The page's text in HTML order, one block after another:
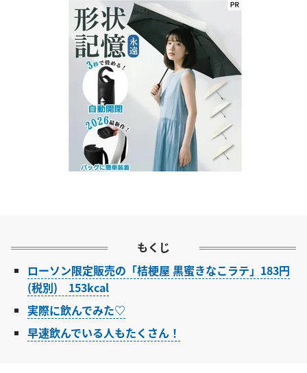
もくじ
ローソン限定販売の「桔梗屋 黒蜜きなこラテ」183円
(税別) 153kcal
実際に飲んでみた♡
早速飲んでいる人もたくさん！